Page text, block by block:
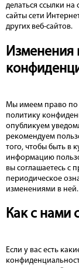
делаться ссылки на
сайты сети
других веб-сайтов.
Изменения
Мы имеем право по
политику
опубликуем
рекомендуем
того, чтобы быть в
информацию
вы соглашаетесь с
периодическое
изменениями в ней.
Как с нами
Если у вас есть